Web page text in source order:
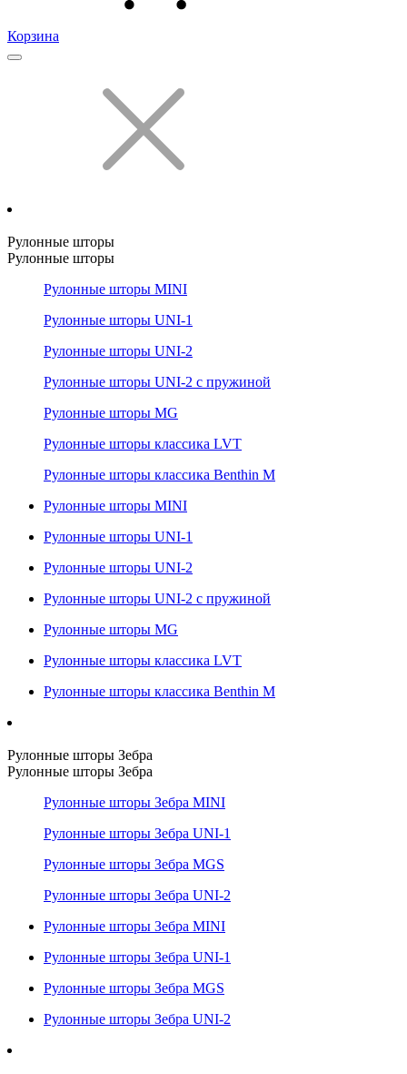
Корзина
Рулонные шторы
Рулонные шторы
Рулонные шторы MINI
Рулонные шторы UNI-1
Рулонные шторы UNI-2
Рулонные шторы UNI-2 с пружиной
Рулонные шторы MG
Рулонные шторы классика LVT
Рулонные шторы классика Benthin M
Рулонные шторы MINI
Рулонные шторы UNI-1
Рулонные шторы UNI-2
Рулонные шторы UNI-2 с пружиной
Рулонные шторы MG
Рулонные шторы классика LVT
Рулонные шторы классика Benthin M
Рулонные шторы Зебра
Рулонные шторы Зебра
Рулонные шторы Зебра MINI
Рулонные шторы Зебра UNI-1
Рулонные шторы Зебра MGS
Рулонные шторы Зебра UNI-2
Рулонные шторы Зебра MINI
Рулонные шторы Зебра UNI-1
Рулонные шторы Зебра MGS
Рулонные шторы Зебра UNI-2